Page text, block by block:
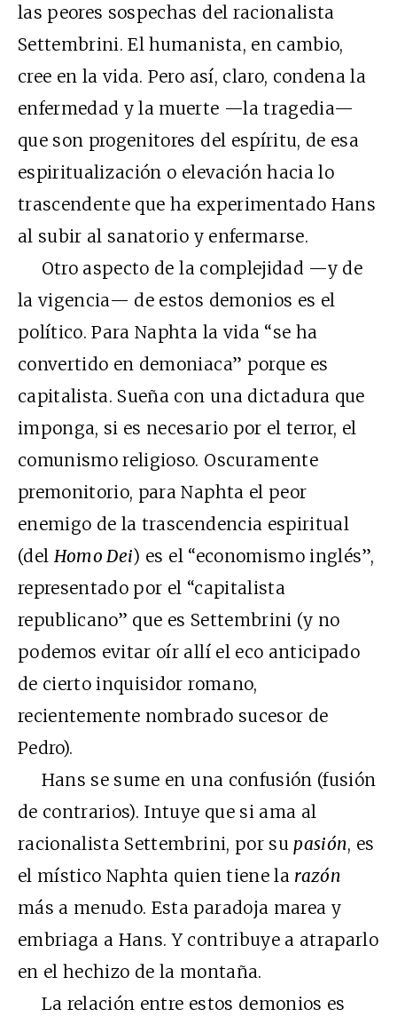
las peores sospechas del racionalista
Settembrini. El humanista, en cambio,
cree en la vida. Pero así, claro, condena la
enfermedad y la muerte —la tragedia—
que son progenitores del espíritu, de esa
espiritualización o elevación hacia lo
trascendente que ha experimentado Hans
al subir al sanatorio y enfermarse.
Otro aspecto de la complejidad —y de
la vigencia— de estos demonios es el
político. Para Naphta la vida “se ha
convertido en demoniaca” porque es
capitalista. Sueña con una dictadura que
imponga, si es necesario por el terror, el
comunismo religioso. Oscuramente
premonitorio, para Naphta el peor
enemigo de la trascendencia espiritual
(del Homo Dei) es el “economismo inglés”,
representado por el “capitalista
republicano” que es Settembrini (y no
podemos evitar oír allí el eco anticipado
de cierto inquisidor romano,
recientemente nombrado sucesor de
Pedro).
Hans se sume en una confusión (fusión
de contrarios). Intuye que si ama al
racionalista Settembrini, por su pasión, es
el místico Naphta quien tiene la razón
más a menudo. Esta paradoja marea y
embriaga a Hans. Y contribuye a atraparlo
en el hechizo de la montaña.
La relación entre estos demonios es